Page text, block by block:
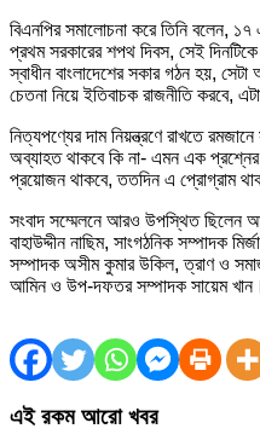
বিএনপির সমালোচনা করে তিনি বলেন, ১৭
প্রথম সরকারের শপথ দিবস, সেই
স্বাধীন বাংলাদেশের সকার গঠন হয়,
চেতনা নিয়ে ইতিবাচক রাজনীতি করবে,
নিত্যপণ্যের দাম নিয়ন্ত্রণে রাখতে
অব্যাহত থাকবে কি না- এমন এক
প্রয়োজন থাকবে, ততদিন এ প্রোগ্রাম
সংবাদ সম্মেলনে আরও উপস্থিত ছিলেন
বাহাউদ্দীন নাছিম, সাংগঠনিক সম্পাদক
সম্পাদক অসীম কুমার উকিল, ত্রাণ ও
আমিন ও উপ-দফতর সম্পাদক সায়েম খান।
এই রকম আরো খবর